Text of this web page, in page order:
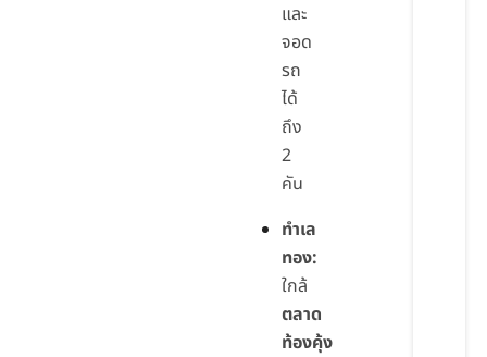
และ
จอด
รถ
ได้
ถึง
2
คัน
ทำเล
ทอง:
ใกล้
ตลาด
ท้องคุ้ง